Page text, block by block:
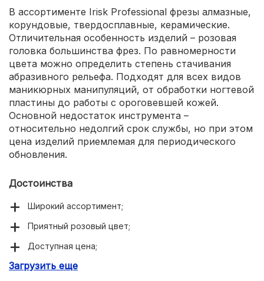
В ассортименте Irisk Professional фрезы алмазные,
корундовые, твердосплавные, керамические.
Отличительная особенность изделий – розовая
головка большинства фрез. По равномерности
цвета можно определить степень стачивания
абразивного рельефа. Подходят для всех видов
маникюрных манипуляций, от обработки ногтевой
пластины до работы с ороговевшей кожей.
Основной недостаток инструмента –
относительно недолгий срок службы, но при этом
цена изделий приемлемая для периодического
обновления.
Достоинства
Широкий ассортимент;
Приятный розовый цвет;
Доступная цена;
Можно купить в любом профессиональном магазине.
Загрузить еще